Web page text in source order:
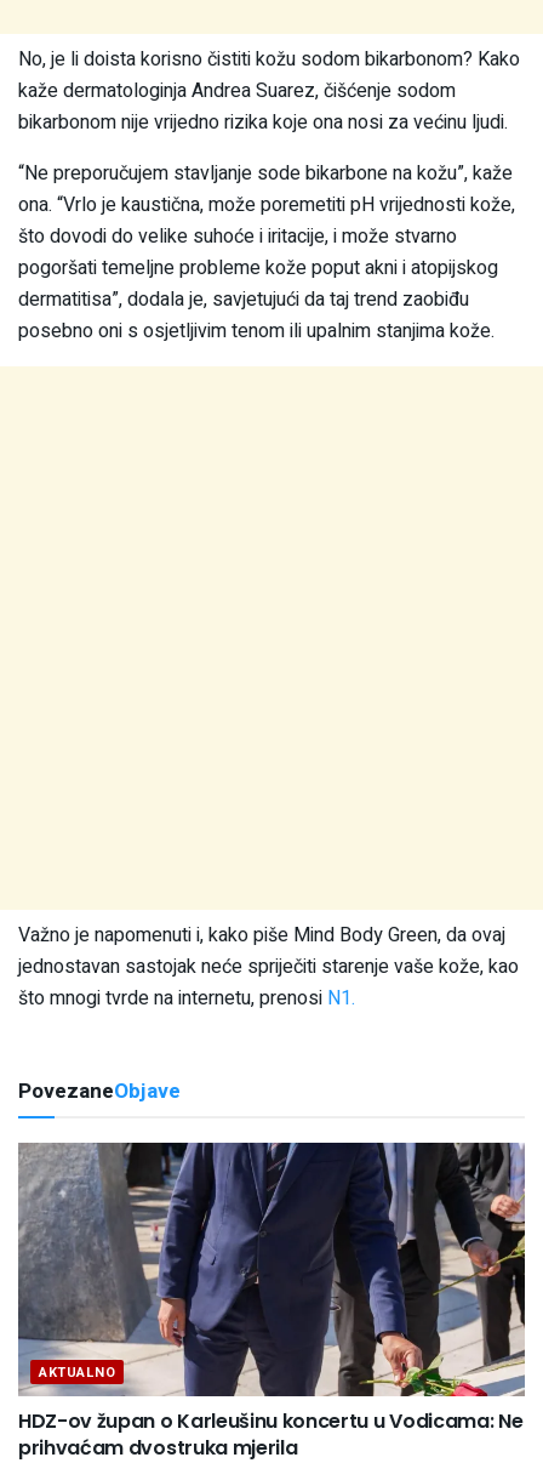
No, je li doista korisno čistiti kožu sodom bikarbonom? Kako
kaže dermatologinja Andrea Suarez, čišćenje sodom
bikarbonom nije vrijedno rizika koje ona nosi za većinu ljudi.
“Ne preporučujem stavljanje sode bikarbone na kožu”, kaže
ona. “Vrlo je kaustična, može poremetiti pH vrijednosti kože,
što dovodi do velike suhoće i iritacije, i može stvarno
pogoršati temeljne probleme kože poput akni i atopijskog
dermatitisa”, dodala je, savjetujući da taj trend zaobiđu
posebno oni s osjetljivim tenom ili upalnim stanjima kože.
Važno je napomenuti i, kako piše Mind Body Green, da ovaj
jednostavan sastojak neće spriječiti starenje vaše kože, kao
što mnogi tvrde na internetu, prenosi N1.
PovezaneObjave
AKTUALNO
HDZ-ov župan o Karleušinu koncertu u Vodicama: Ne
prihvaćam dvostruka mjerila